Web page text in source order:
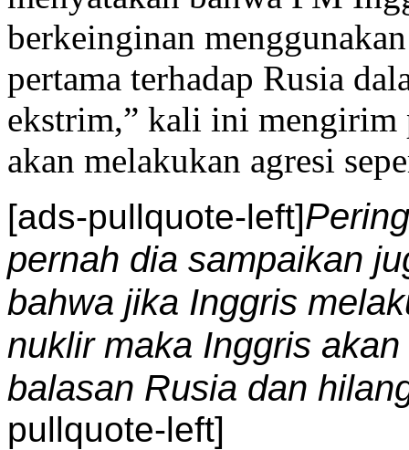
berkeinginan
pertama terhadap Rusia
ekstrim,” kali ini mengirim
akan melakukan agresi
[ads-pullquote-left]
pernah dia sampaikan
bahwa jika Inggris
nuklir maka Inggris
balasan Rusia dan
pullquote-left]